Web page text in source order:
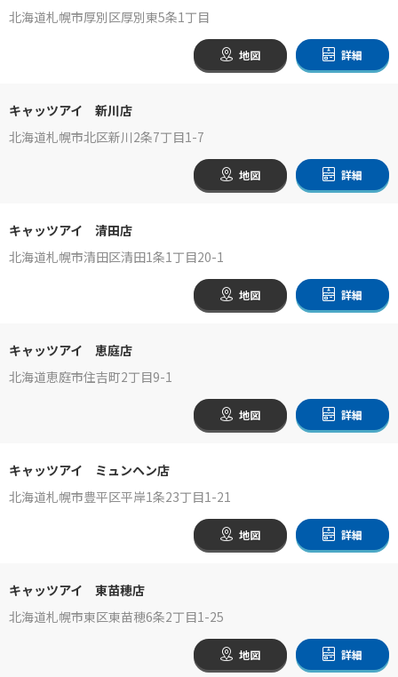
北海道札幌市厚別区厚別東5条1丁目
地図 詳細
キャッツアイ 新川店
北海道札幌市北区新川2条7丁目1-7
地図 詳細
キャッツアイ 清田店
北海道札幌市清田区清田1条1丁目20-1
地図 詳細
キャッツアイ 恵庭店
北海道恵庭市住吉町2丁目9-1
地図 詳細
キャッツアイ ミュンヘン店
北海道札幌市豊平区平岸1条23丁目1-21
地図 詳細
キャッツアイ 東苗穂店
北海道札幌市東区東苗穂6条2丁目1-25
地図 詳細